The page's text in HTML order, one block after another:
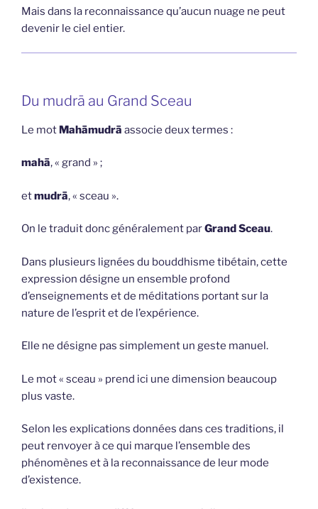
Mais dans la reconnaissance qu’aucun nuage ne peut
devenir le ciel entier.
Du mudrā au Grand Sceau
Le mot Mahāmudrā associe deux termes :
mahā, « grand » ;
etmudrā, « sceau ».
On le traduit donc généralement parGrand Sceau.
Dans plusieurs lignées du bouddhisme tibétain, cette
expression désigne un ensemble profond
d’enseignements et de méditations portant sur la
nature de l’esprit et de l’expérience.
Elle ne désigne pas simplement un geste manuel.
Le mot « sceau » prend ici une dimension beaucoup
plus vaste.
Selon les explications données dans ces traditions, il
peut renvoyer à ce qui marque l’ensemble des
phénomènes et à la reconnaissance de leur mode
d’existence.